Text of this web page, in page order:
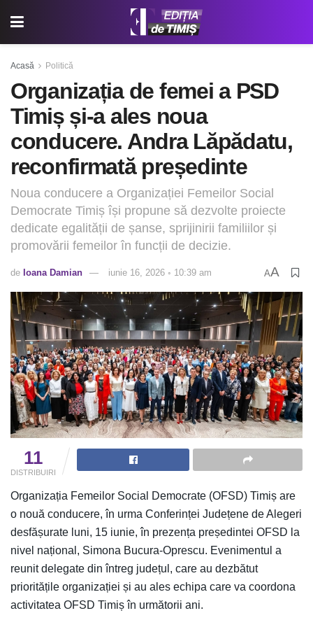
Acasă Politică
Organizația de femei a PSD
Timiș și-a ales noua
conducere. Andra Lăpădatu,
reconfirmată președinte
Noua conducere a Organizației Femeilor Social
Democrate Timiș își propune să dezvolte proiecte
dedicate egalității de șanse, sprijinirii familiilor și
promovării femeilor în funcții de decizie.
de Ioana Damian iunie 16, 2026 ◦ 10:39 am AA
11
DISTRIBUIRI
Organizația Femeilor Social Democrate (OFSD) Timiș are
o nouă conducere, în urma Conferinței Județene de Alegeri
desfășurate luni, 15 iunie, în prezența președintei OFSD la
nivel național, Simona Bucura-Oprescu. Evenimentul a
reunit delegate din întreg județul, care au dezbătut
prioritățile organizației și au ales echipa care va coordona
activitatea OFSD Timiș în următorii ani.